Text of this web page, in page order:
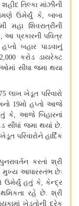
તિલ્કા માંઝીની
ઉમેર્યું કે,બાબા
શિવરાત્રીની
, આ પ્રકારની પવિત્ર
બહાર પાડવાનું
કરોડ ડાયરેક્ટ
સીધા જમા થયા
75 લાખ ખેડૂત પરિવારો
19મો હપ્તો આજે
કે, આજે બિહારનાં
સીધાં જમા થયાં છે.
પરિવારોને હાર્દિક
કરતાં શ્રી
મુખ્ય આધારસ્તંભ છેઃ
ઉમેર્યું હતું કે,કેન્દ્ર
રહે છે.શ્રી
ખેડૂતોની દરેક